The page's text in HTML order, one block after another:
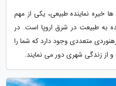
خیره نماینده طبیعی، یکی از مهم
به طبیعت در شرق اروپا است. در
متعددی وجود دارد که شما را
از زندگی شهری دور می نمایند.